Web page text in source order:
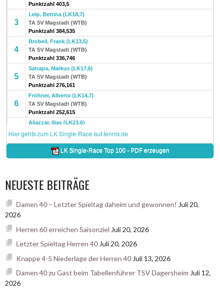
NEUESTE BEITRÄGE
Damen 40 – Letzter Spieltag daheim und gewonnen! Juli 20,
2026
Herren 60 erreichen Saisonziel Juli 20, 2026
Letzter Spieltag Herren 40 Juli 20, 2026
Knappe 4-5 Niederlage der Herren 40 Juli 13, 2026
Damen 40 zu Gast beim Tabellenführer TSV Dagersheim Juli 12,
2026